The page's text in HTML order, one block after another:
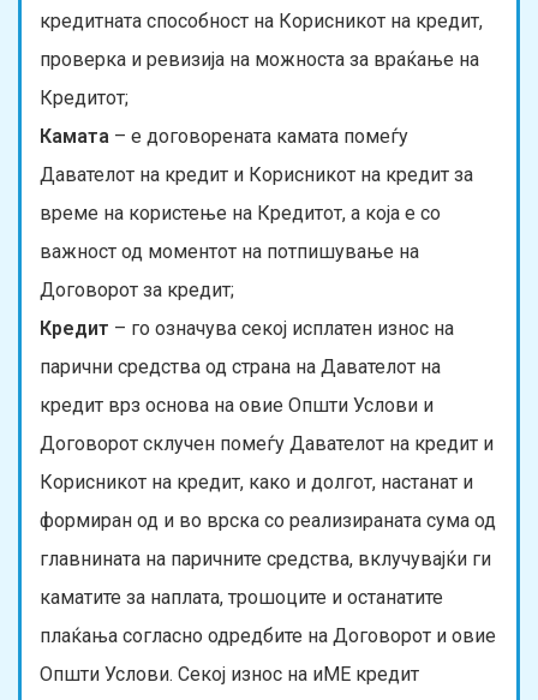
кредитната способност на Корисникот на кредит,
проверка и ревизија на можноста за враќање на
Кредитот;
Камата – е договорената камата помеѓу
Давателот на кредит и Корисникот на кредит за
време на користење на Кредитот, а која е со
важност од моментот на потпишување на
Договорот за кредит;
Кредит – го означува секој исплатен износ на
парични средства од страна на Давателот на
кредит врз основа на овие Општи Услови и
Договорот склучен помеѓу Давателот на кредит и
Корисникот на кредит, како и долгот, настанат и
формиран од и во врска со реализираната сума од
главнината на паричните средства, вклучувајќи ги
каматите за наплата, трошоците и останатите
плаќања согласно одредбите на Договорот и овие
Општи Услови. Секој износ на иМЕ кредит